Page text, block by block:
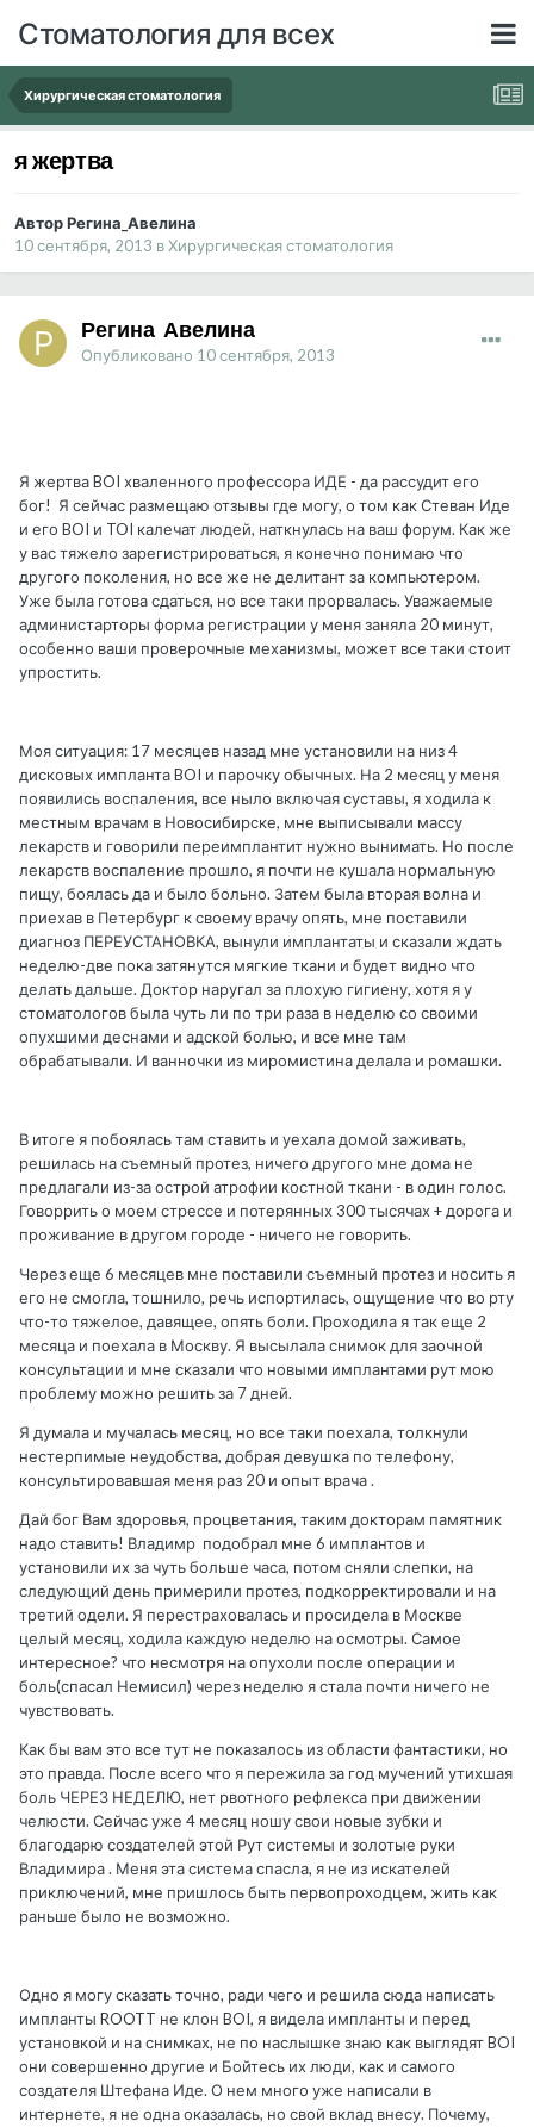
Стоматология для всех
Хирургическая стоматология
я жертва
Автор Регина_Авелина
10 сентября, 2013 вХирургическая стоматология
Регина_Авелина
Опубликовано 10 сентября, 2013
Я жертва BOI хваленного профессора ИДЕ - да рассудит его
бог! Я сейчас размещаю отзывы где могу, о том как Стеван Иде
и его BOI и TOI калечат людей, наткнулась на ваш форум. Как же
у вас тяжело зарегистрироваться, я конечно понимаю что
другого поколения, но все же не делитант за компьютером.
Уже была готова сдаться, но все таки прорвалась. Уважаемые
администарторы форма регистрации у меня заняла 20 минут,
особенно ваши проверочные механизмы, может все таки стоит
упростить.
Моя ситуация: 17 месяцев назад мне установили на низ 4
дисковых импланта BOI и парочку обычных. На 2 месяц у меня
появились воспаления, все ныло включая суставы, я ходила к
местным врачам в Новосибирске, мне выписывали массу
лекарств и говорили переимплантит нужно вынимать. Но после
лекарств воспаление прошло, я почти не кушала нормальную
пищу, боялась да и было больно. Затем была вторая волна и
приехав в Петербург к своему врачу опять, мне поставили
диагноз ПЕРЕУСТАНОВКА, вынули имплантаты и сказали ждать
неделю-две пока затянутся мягкие ткани и будет видно что
делать дальше. Доктор наругал за плохую гигиену, хотя я у
стоматологов была чуть ли по три раза в неделю со своими
опухшими деснами и адской болью, и все мне там
обрабатывали. И ванночки из миромистина делала и ромашки.
В итоге я побоялась там ставить и уехала домой заживать,
решилась на съемный протез, ничего другого мне дома не
предлагали из-за острой атрофии костной ткани - в один голос.
Говоррить о моем стрессе и потерянных 300 тысячах + дорога и
проживание в другом городе - ничего не говорить.
Через еще 6 месяцев мне поставили съемный протез и носить я
его не смогла, тошнило, речь испортилась, ощущение что во рту
что-то тяжелое, давящее, опять боли. Проходила я так еще 2
месяца и поехала в Москву. Я высылала снимок для заочной
консультации и мне сказали что новыми имплантами рут мою
проблему можно решить за 7 дней.
Я думала и мучалась месяц, но все таки поехала, толкнули
нестерпимые неудобства, добрая девушка по телефону,
консультировавшая меня раз 20 и опыт врача .
Дай бог Вам здоровья, процветания, таким докторам памятник
надо ставить! Владимр подобрал мне 6 имплантов и
установили их за чуть больше часа, потом сняли слепки, на
следующий день примерили протез, подкорректировали и на
третий одели. Я перестраховалась и просидела в Москве
целый месяц, ходила каждую неделю на осмотры. Самое
интересное? что несмотря на опухоли после операции и
боль(спасал Немисил) через неделю я стала почти ничего не
чувствовать.
Как бы вам это все тут не показалось из области фантастики, но
это правда. После всего что я пережила за год мучений утихшая
боль ЧЕРЕЗ НЕДЕЛЮ, нет рвотного рефлекса при движении
челюсти. Сейчас уже 4 месяц ношу свои новые зубки и
благодарю создателей этой Рут системы и золотые руки
Владимира . Меня эта система спасла, я не из искателей
приключений, мне пришлось быть первопроходцем, жить как
раньше было не возможно.
Одно я могу сказать точно, ради чего и решила сюда написать
импланты ROOTT не клон BOI, я видела импланты и перед
установкой и на снимках, не по наслышке знаю как выглядят BOI
они совершенно другие и Бойтесь их люди, как и самого
создателя Штефана Иде. О нем много уже написали в
интернете, я не одна оказалась, но свой вклад внесу. Почему,